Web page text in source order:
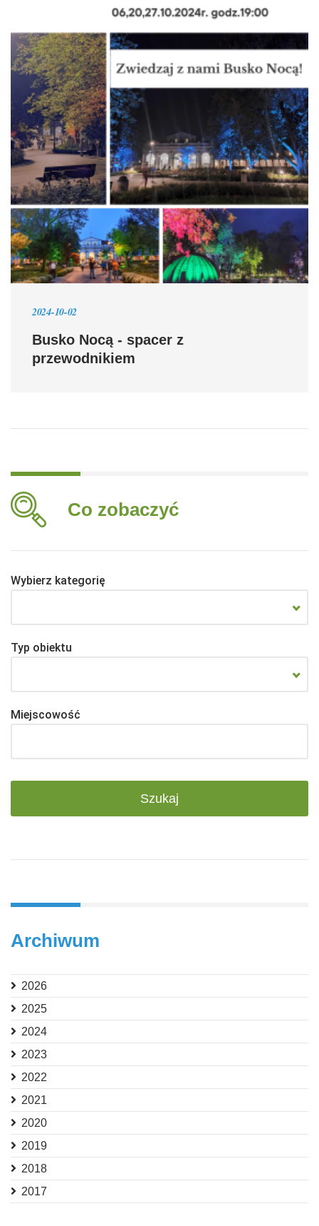
2024-10-02
Busko Nocą - spacer z
przewodnikiem
Co zobaczyć
Wybierz kategorię
Typ obiektu
Miejscowość
Archiwum
2026
2025
2024
2023
2022
2021
2020
2019
2018
2017